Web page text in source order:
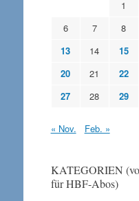
1
6
7 8
13
14 15
20
21 22
27
28 29
« Nov. Feb. »
KATEGORIEN
für HBF-Abos)